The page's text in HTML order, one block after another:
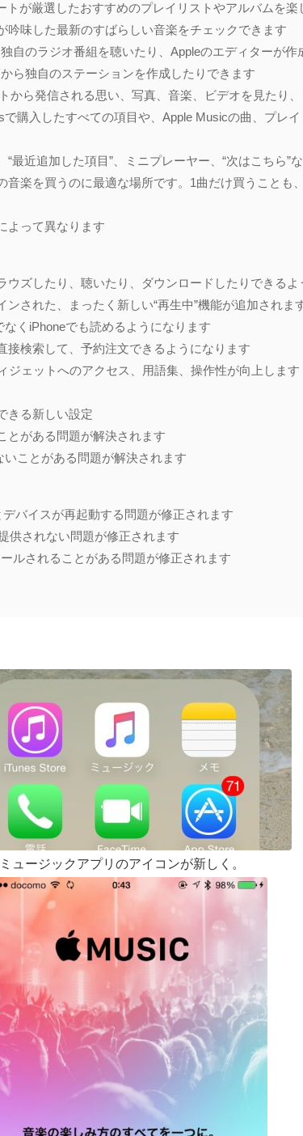
トが厳選したおすすめのプレイリストやアルバムを
吟味した最新のすばらしい音楽をチェックできます
自のラジオ番組を聴いたり、Appleのエディターが
ら独自のステーションを作成したりできます
から発信される思い、写真、音楽、ビデオを見たり
購入したすべての項目や、Apple Musicの曲、プレ
最近追加した項目”、ミニプレーヤー、“次はこちら”
音楽を買うのに最適な場所です。1曲だけ買うことも
よって異なります
ウズしたり、聴いたり、ダウンロードしたりできる
された、まったく新しい“再生中”機能が追加されま
なくiPhoneでも読めるようになります
接検索して、予約注文できるようになります
ジェットへのアクセス、用語集、操作性が向上します
きる新しい設定
とがある問題が解決されます
ことがある問題が解決されます
バイスが再起動する問題が修正されます
供されない問題が修正されます
ルされることがある問題が修正されます
ミュージックアプリのアイコンが新しく。